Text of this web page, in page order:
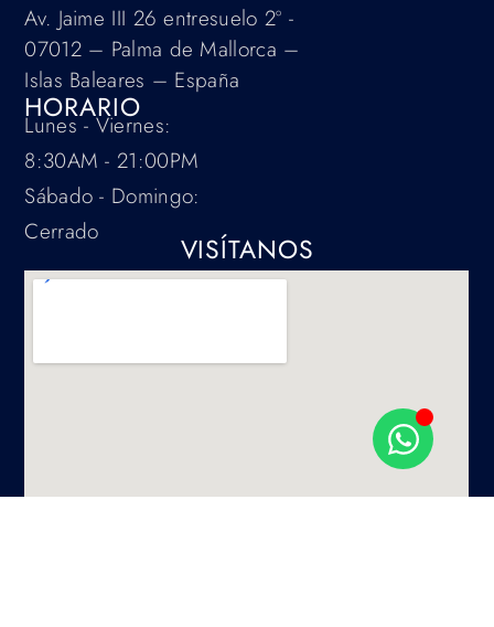
Av. Jaime III 26 entresuelo 2º -
07012 – Palma de Mallorca –
Islas Baleares – España
HORARIO
Lunes - Viernes:
8:30AM - 21:00PM
Sábado - Domingo:
Cerrado
VISÍTANOS